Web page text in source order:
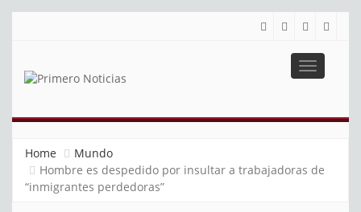
Toggle
Home
Mundo
Hombre es despedido por insultar a trabajadoras de
“inmigrantes perdedoras”